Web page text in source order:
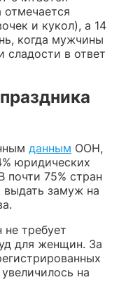
и кукол), а 14
когда мужчины
в ответ
данным ООН,
юридических
почти 75% стран
выдать замуж на
не требует
для женщин. За
на